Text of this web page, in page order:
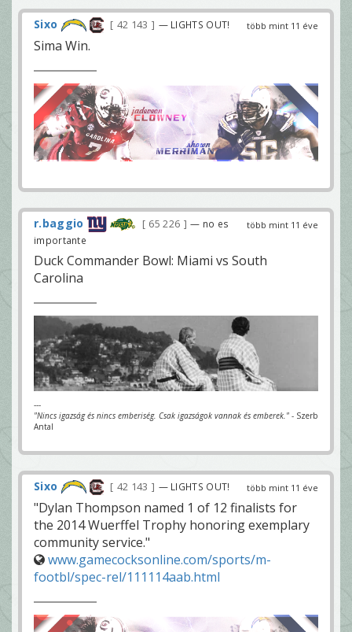
több mint 11 éve
Sixo 42 143 — LIGHTS OUT!
Sima Win.
több mint 11 éve
r.baggio 65 226
— no es
importante
Duck Commander Bowl: Miami vs South
Carolina
---
"Nincs igazság és nincs emberiség. Csak igazságok vannak és emberek." - Szerb
Antal
több mint 11 éve
Sixo 42 143 — LIGHTS OUT!
"Dylan Thompson named 1 of 12 finalists for
the 2014 Wuerffel Trophy honoring exemplary
community service."
www.gamecocksonline.com/sports/m-
footbl/spec-rel/111114aab.html